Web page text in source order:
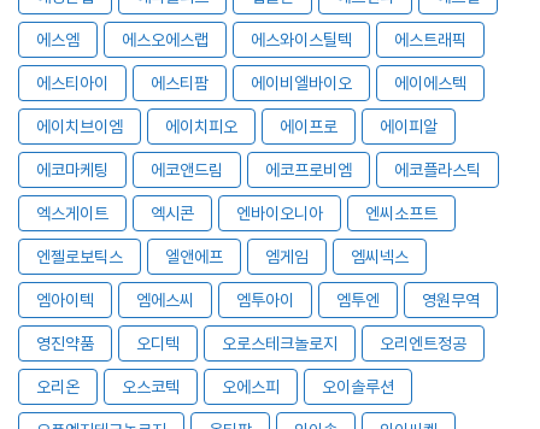
에스엠 에스오에스랩 에스와이스틸텍 에스트래픽
에스티아이 에스티팜 에이비엘바이오 에이에스텍
에이치브이엠 에이치피오 에이프로 에이피알
에코마케팅 에코앤드림 에코프로비엠 에코플라스틱
엑스게이트 엑시콘 엔바이오니아 엔씨소프트
엔젤로보틱스 엘앤에프 엠게임 엠씨넥스
엠아이텍 엠에스씨 엠투아이 엠투엔 영원무역
영진약품 오디텍 오로스테크놀로지 오리엔트정공
오리온 오스코텍 오에스피 오이솔루션